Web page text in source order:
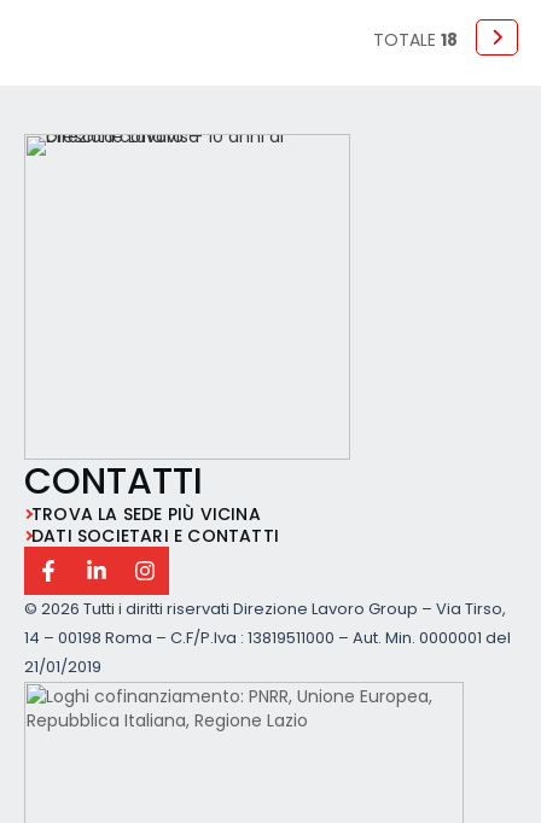
Casa di Riposo ad Arzachena e si occuperà
TOTALE 18
CONTATTI
TROVA LA SEDE PIÙ VICINA
DATI SOCIETARI E CONTATTI
© 2026 Tutti i diritti riservati Direzione Lavoro Group – Via Tirso,
14 – 00198 Roma – C.F/P.Iva : 13819511000 – Aut. Min. 0000001 del
21/01/2019